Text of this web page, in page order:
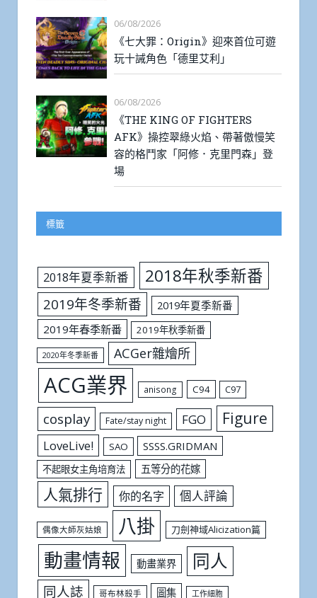
06/08/2026
《七大罪：Origin》迎來首位可遊
玩十誡角色「德里艾利」
06/08/2026
《THE KING OF FIGHTERS
AFK》操控翠綠火焰、帶著傲慢笑
容的格鬥家「阿修．克里門森」登
場
標籤
2018年夏季新番 2018年秋季新番
2019年冬季新番
2019年夏季新番
2019年春季新番
2019年秋季新番
2020年冬季新番 ACGer雜燴所
ACG業界 anisong C94 C97
cosplay Fate/stay night FGO Figure
LoveLive! SAO SSSS.GRIDMAN
不起眼女主角培育法 五等分的花嫁
人氣排行 你的名字 個人評論
偶像大師灰姑娘 八掛 刀劍神域Alicization篇
動畫情報 動畫業界 同人
同人誌 哥布林殺手 圖集 工作細胞